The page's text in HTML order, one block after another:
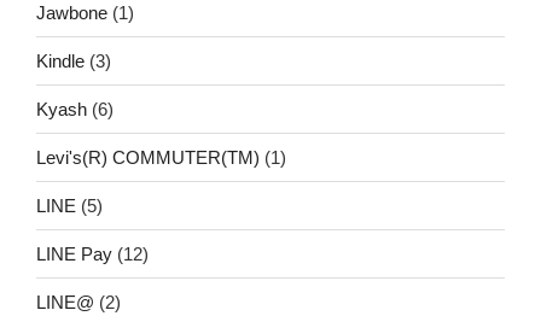
Jawbone (1)
Kindle (3)
Kyash (6)
Levi's(R) COMMUTER(TM) (1)
LINE (5)
LINE Pay (12)
LINE@ (2)